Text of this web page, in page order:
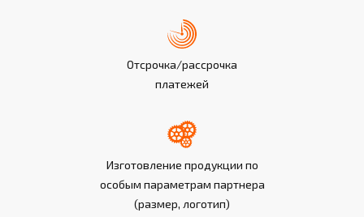
Отсрочка/рассрочка
платежей
Изготовление продукции по
особым параметрам партнера
(размер, логотип)